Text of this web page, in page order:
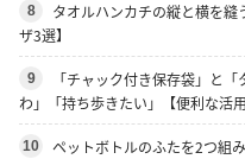
8
タオルハンカチの縦と横を
ザ3選】
9
「チャック付き保存袋」と
わ」「持ち歩きたい」【便利な活用
10
ペットボトルのふたを2つ組